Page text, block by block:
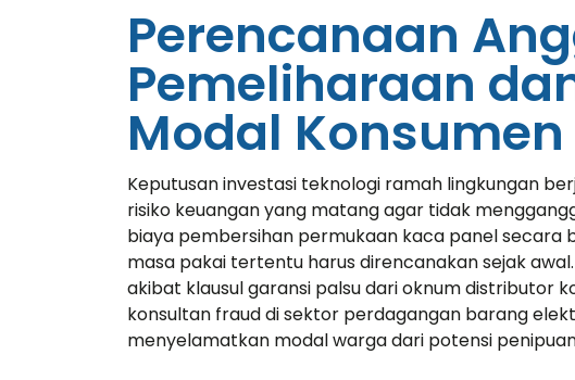
Perencanaan
Pemeliharaan
Modal Konsumen
Keputusan investasi teknologi ramah lingkungan
risiko keuangan yang matang agar tidak
biaya pembersihan permukaan kaca panel
masa pakai tertentu harus direncanakan sejak
akibat klausul garansi palsu dari oknum distributor
konsultan frauddi sektor perdagangan barang
menyelamatkan modal warga dari potensi
«Prior to joining
Consulting WP,
ran a project
management
firm in the U.S. and
worked in consulting
and investment...